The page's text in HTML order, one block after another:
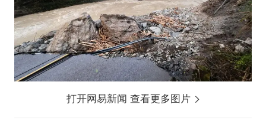
打开网易新闻 查看更多图片